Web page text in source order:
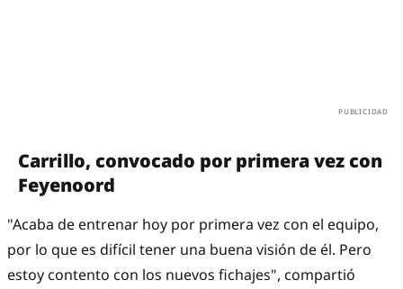
Carrillo, convocado por primera vez con
Feyenoord
"Acaba de entrenar hoy por primera vez con el equipo,
por lo que es difícil tener una buena visión de él. Pero
estoy contento con los nuevos fichajes", compartió